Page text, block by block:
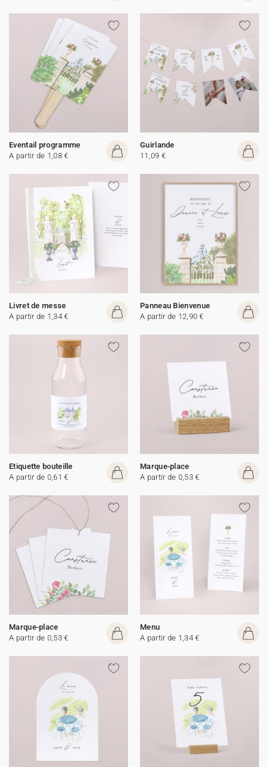
Eventail programme
A partir de 1,08 €
Guirlande
11,09 €
Livret de messe
A partir de 1,34 €
Panneau Bienvenue
A partir de 12,90 €
Etiquette bouteille
A partir de 0,61 €
Marque-place
A partir de 0,53 €
Marque-place
A partir de 0,53 €
Menu
A partir de 1,34 €